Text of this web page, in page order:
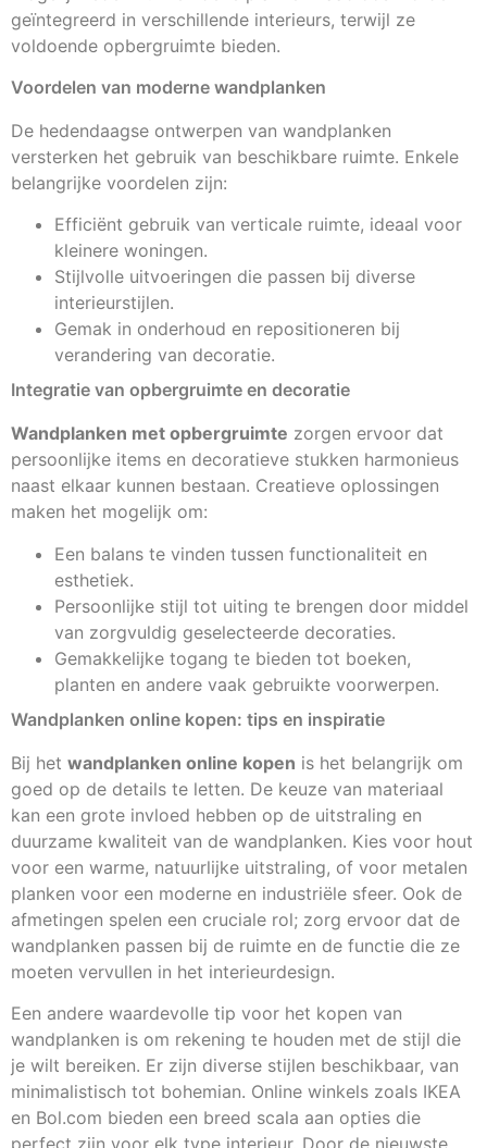
geïntegreerd in verschillende interieurs, terwijl ze
voldoende opbergruimte bieden.
Voordelen van moderne wandplanken
De hedendaagse ontwerpen van wandplanken
versterken het gebruik van beschikbare ruimte. Enkele
belangrijke voordelen zijn:
Efficiënt gebruik van verticale ruimte, ideaal voor
kleinere woningen.
Stijlvolle uitvoeringen die passen bij diverse
interieurstijlen.
Gemak in onderhoud en repositioneren bij
verandering van decoratie.
Integratie van opbergruimte en decoratie
Wandplanken met opbergruimte zorgen ervoor dat
persoonlijke items en decoratieve stukken harmonieus
naast elkaar kunnen bestaan. Creatieve oplossingen
maken het mogelijk om:
Een balans te vinden tussen functionaliteit en
esthetiek.
Persoonlijke stijl tot uiting te brengen door middel
van zorgvuldig geselecteerde decoraties.
Gemakkelijke togang te bieden tot boeken,
planten en andere vaak gebruikte voorwerpen.
Wandplanken online kopen: tips en inspiratie
Bij het wandplanken online kopen is het belangrijk om
goed op de details te letten. De keuze van materiaal
kan een grote invloed hebben op de uitstraling en
duurzame kwaliteit van de wandplanken. Kies voor hout
voor een warme, natuurlijke uitstraling, of voor metalen
planken voor een moderne en industriële sfeer. Ook de
afmetingen spelen een cruciale rol; zorg ervoor dat de
wandplanken passen bij de ruimte en de functie die ze
moeten vervullen in het interieurdesign.
Een andere waardevolle tip voor het kopen van
wandplanken is om rekening te houden met de stijl die
je wilt bereiken. Er zijn diverse stijlen beschikbaar, van
minimalistisch tot bohemian. Online winkels zoals IKEA
en Bol.com bieden een breed scala aan opties die